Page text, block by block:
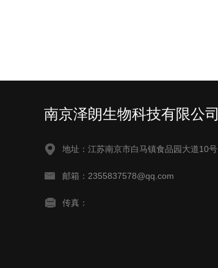
南京泽朗生物科技有限公司
地址：江苏南京市白马镇食品园大道10号
邮箱：2355837578@qq.com
传真：